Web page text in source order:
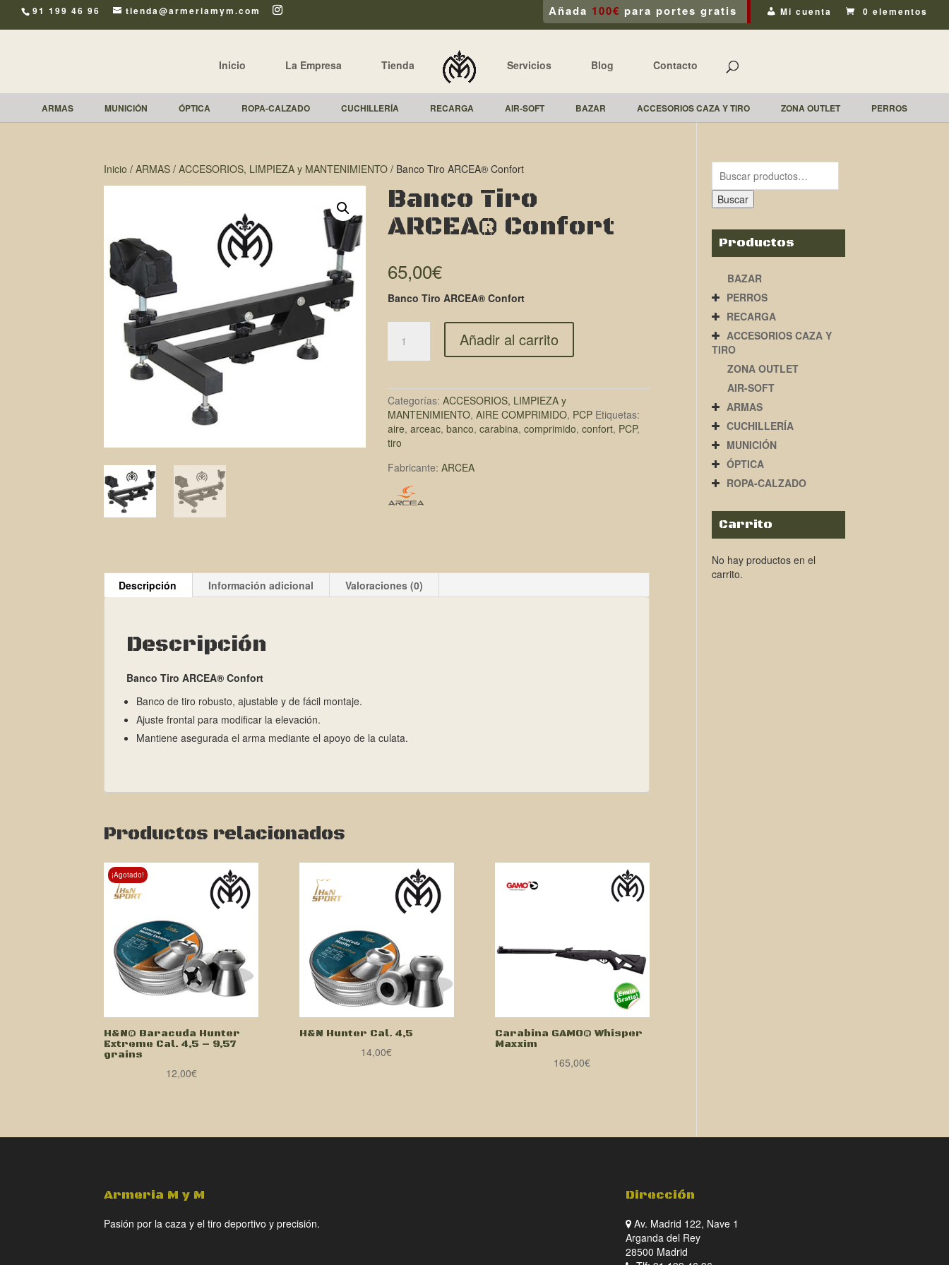
91 199 46 96 tienda@armeriamym.com Añada 100€ para portes gratis Mi cuenta 0 elementos
Inicio La Empresa Tienda Servicios Blog Contacto
ARMAS MUNICIÓN ÓPTICA ROPA-CALZADO CUCHILLERÍA RECARGA AIR-SOFT BAZAR ACCESORIOS CAZA Y TIRO ZONA OUTLET PERROS
Inicio / ARMAS / ACCESORIOS, LIMPIEZA y MANTENIMIENTO / Banco Tiro ARCEA® Confort
Banco Tiro
ARCEA® Confort
65,00€
Banco Tiro ARCEA® Confort
Añadir al carrito
Categorías: ACCESORIOS, LIMPIEZA y
MANTENIMIENTO, AIRE COMPRIMIDO, PCP Etiquetas:
aire, arceac, banco, carabina, comprimido, confort, PCP,
tiro
Fabricante: ARCEA
Descripción Información adicional Valoraciones (0)
Descripción
Banco Tiro ARCEA® Confort
Banco de tiro robusto, ajustable y de fácil montaje.
Ajuste frontal para modificar la elevación.
Mantiene asegurada el arma mediante el apoyo de la culata.
Productos relacionados
¡Agotado!
H&N® Baracuda Hunter
Extreme Cal. 4,5 – 9,57
grains
12,00€
H&N Hunter Cal. 4,5
14,00€
Carabina GAMO® Whisper
Maxxim
165,00€
Buscar
Productos
BAZAR
PERROS
RECARGA
ACCESORIOS CAZA Y
TIRO
ZONA OUTLET
AIR-SOFT
ARMAS
CUCHILLERÍA
MUNICIÓN
ÓPTICA
ROPA-CALZADO
Carrito
No hay productos en el
carrito.
Armeria M y M
Pasión por la caza y el tiro deportivo y precisión.
Dirección
Av. Madrid 122, Nave 1
Arganda del Rey
28500 Madrid